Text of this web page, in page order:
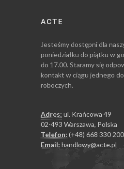
ACTE
Jesteśmy dostępni dla
poniedziałku do piątku w
do 17.00. Staramy się
kontakt w ciągu jednego
roboczych.
Adres: ul. Krańcowa 49
02-493 Warszawa, Polska
Telefon: (+48) 668 330 200
Email: handlowy@acte.pl